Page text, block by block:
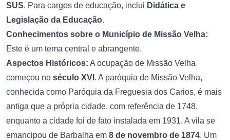
SUS. Para cargos de educação, inclui Didática e
Legislação da Educação.
Conhecimentos sobre o Município de Missão Velha:
Este é um tema central e abrangente.
Aspectos Históricos: A ocupação de Missão Velha
começou no século XVI . A paróquia de Missão Velha,
conhecida como Paróquia da Freguesia dos Carios, é mais
antiga que a própria cidade, com referência de 1748,
enquanto a cidade foi de fato instalada em 1931. A vila se
emancipou de Barbalha em 8 de novembro de 1874. Um